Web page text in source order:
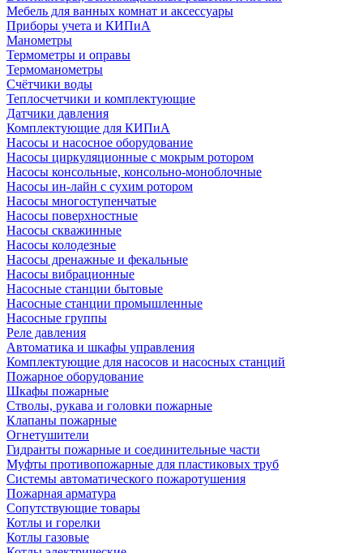
Мебель для ванных комнат и аксессуары
Приборы учета и КИПиА
Манометры
Термометры и оправы
Термоманометры
Счётчики воды
Теплосчетчики и комплектующие
Датчики давления
Комплектующие для КИПиА
Насосы и насосное оборудование
Насосы циркуляционные с мокрым ротором
Насосы консольные, консольно-моноблочные
Насосы ин-лайн с сухим ротором
Насосы многоступенчатые
Насосы поверхностные
Насосы скважинные
Насосы колодезные
Насосы дренажные и фекальные
Насосы вибрационные
Насосные станции бытовые
Насосные станции промышленные
Насосные группы
Реле давления
Автоматика и шкафы управления
Комплектующие для насосов и насосных станций
Пожарное оборудование
Шкафы пожарные
Стволы, рукава и головки пожарные
Клапаны пожарные
Огнетушители
Гидранты пожарные и соединительные части
Муфты противопожарные для пластиковых труб
Системы автоматического пожаротушения
Пожарная арматура
Сопутствующие товары
Котлы и горелки
Котлы газовые